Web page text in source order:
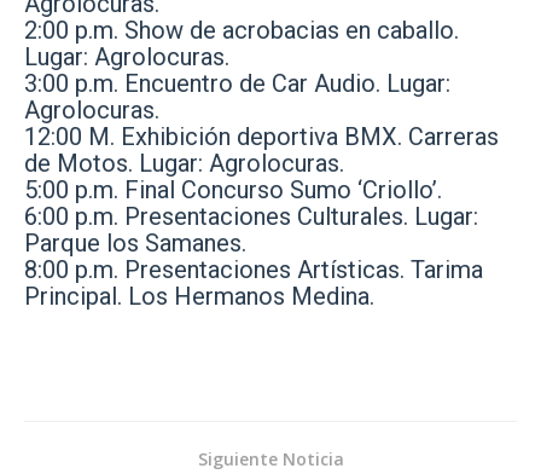
2:00 p.m. Show de acrobacias en caballo.
Lugar: Agrolocuras.
3:00 p.m. Encuentro de Car Audio. Lugar:
Agrolocuras.
12:00 M. Exhibición deportiva BMX. Carreras
de Motos. Lugar: Agrolocuras.
5:00 p.m. Final Concurso Sumo ‘Criollo’.
6:00 p.m. Presentaciones Culturales. Lugar:
Parque los Samanes.
8:00 p.m. Presentaciones Artísticas. Tarima
Principal. Los Hermanos Medina.
Siguiente Noticia